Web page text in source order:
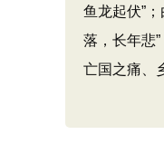
鱼龙起伏”；
落，长年悲
亡国之痛、